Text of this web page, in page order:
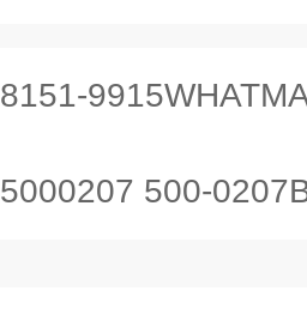
8151-9915WHATMAN胶体
5000207 500-0207Bio-Rad伯